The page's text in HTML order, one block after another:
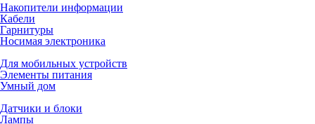
Накопители информации
Кабели
Гарнитуры
Носимая электроника
Для мобильных устройств
Элементы питания
Умный дом
Датчики и блоки
Лампы